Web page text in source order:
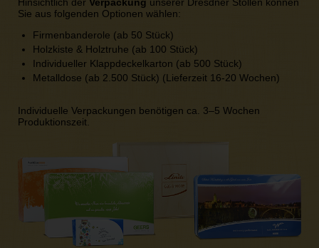
Sie aus folgenden Optionen wählen:
Firmenbanderole (ab 50 Stück)
Holzkiste & Holztruhe (ab 100 Stück)
Individueller Klappdeckelkarton (ab 500 Stück)
Metalldose (ab 2.500 Stück) (Lieferzeit 16-20 Wochen)
Individuelle Verpackungen benötigen ca. 3–5 Wochen
Produktionszeit.